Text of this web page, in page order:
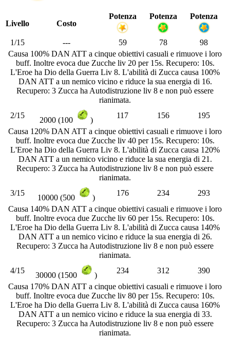
Livello Costo
Potenza Potenza Potenza
1/15 --- 59 78
98
Causa 100% DAN ATT a cinque obiettivi casuali e rimuove i loro
buff. Inoltre evoca due Zucche liv 20 per 15s. Recupero: 10s.
L'Eroe ha Dio della Guerra Liv 8. L'abilità di Zucca causa 100%
DAN ATT a un nemico vicino e riduce la sua energia di 16.
Recupero: 3 Zucca ha Autodistruzione liv 8 e non può essere
rianimata.
2/15
2000 (100 )
117 156
195
Causa 120% DAN ATT a cinque obiettivi casuali e rimuove i loro
buff. Inoltre evoca due Zucche liv 40 per 15s. Recupero: 10s.
L'Eroe ha Dio della Guerra Liv 8. L'abilità di Zucca causa 120%
DAN ATT a un nemico vicino e riduce la sua energia di 21.
Recupero: 3 Zucca ha Autodistruzione liv 8 e non può essere
rianimata.
3/15
10000 (500 )
176 234
293
Causa 140% DAN ATT a cinque obiettivi casuali e rimuove i loro
buff. Inoltre evoca due Zucche liv 60 per 15s. Recupero: 10s.
L'Eroe ha Dio della Guerra Liv 8. L'abilità di Zucca causa 140%
DAN ATT a un nemico vicino e riduce la sua energia di 26.
Recupero: 3 Zucca ha Autodistruzione liv 8 e non può essere
rianimata.
4/15
30000 (1500 )
234 312
390
Causa 170% DAN ATT a cinque obiettivi casuali e rimuove i loro
buff. Inoltre evoca due Zucche liv 80 per 15s. Recupero: 10s.
L'Eroe ha Dio della Guerra Liv 8. L'abilità di Zucca causa 160%
DAN ATT a un nemico vicino e riduce la sua energia di 33.
Recupero: 3 Zucca ha Autodistruzione liv 8 e non può essere
rianimata.